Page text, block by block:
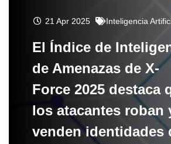
21 Apr 2025 Inteligencia
El Índice de
de Amenazas de X-
Force 2025 destaca
los atacantes roban
venden identidades